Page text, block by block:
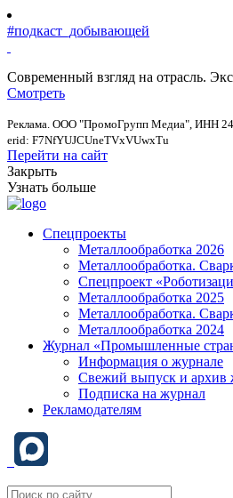
#подкаст_добывающей
Современный взгляд на отрасль.
Смотреть
Реклама. ООО "ПромоГрупп Медиа", ИНН
erid: F7NfYUJCUneTVxVUwxTu
Перейти на сайт
Закрыть
Узнать больше
Спецпроекты
Металлообработка 2026
Металлообработка.
Спецпроект
Металлообработка 2025
Металлообработка.
Металлообработка 2024
Журнал «Промышленные
Информация о журнале
Свежий выпуск и архив
Подписка на журнал
Рекламодателям